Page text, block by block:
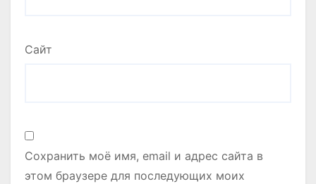
Сайт
Сохранить моё имя, email и адрес сайта в
этом браузере для последующих моих